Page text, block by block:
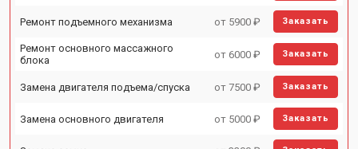
Ремонт подъемного механизма от 5900 ₽ Заказать
Ремонт основного массажного
блока
от 6000 ₽ Заказать
Замена двигателя подъема/спуска от 7500 ₽ Заказать
Замена основного двигателя от 5000 ₽ Заказать